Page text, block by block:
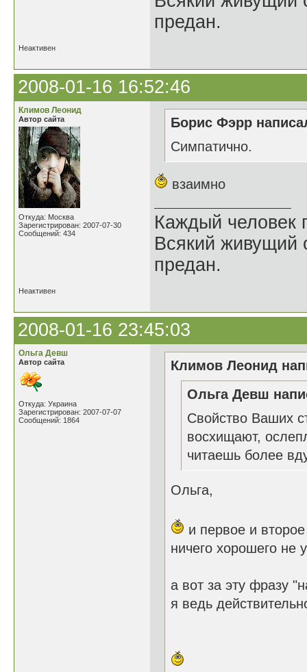
предан.
Неактивен
2008-01-16 16:52:46
Климов Леонид
Автор сайта
Откуда: Москва
Зарегистрирован: 2007-07-30
Сообщений: 434
Борис Фэрр
Cимпатично.
взаимно
Каждый человек
Всякий живущий
предан.
Неактивен
2008-01-16 23:45:03
Ольга Девш
Автор сайта
Откуда: Украина
Зарегистрирован: 2007-07-07
Сообщений: 1864
Климов Леонид
Ольга Девш
Свойство Ваших
восхищают,
читаешь более
Ольга,
и первое и
ничего хорошего не
а вот за эту фразу
я ведь